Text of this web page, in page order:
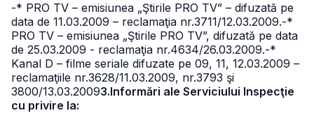
-* PRO TV – emisiunea „Ştirile PRO TV” – difuzată pe
data de 11.03.2009 – reclamaţia nr.3711/12.03.2009.-*
PRO TV – emisiunea „Ştirile PRO TV”, difuzată pe data
de 25.03.2009 - reclamaţia nr.4634/26.03.2009.-*
Kanal D – filme seriale difuzate pe 09, 11, 12.03.2009 –
reclamaţiile nr.3628/11.03.2009, nr.3793 şi
3800/13.03.20093.Informări ale Serviciului Inspecţie
cu privire la: